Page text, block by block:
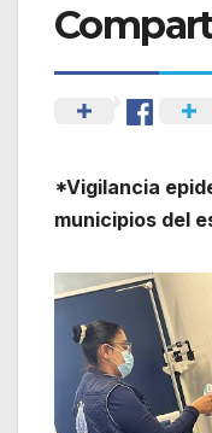
*Vigilancia
municipios del